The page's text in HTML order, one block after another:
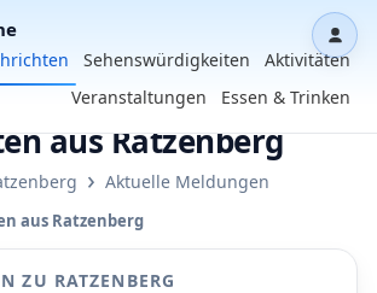
Sehenswürdigkeiten
Aktivitäten
Veranstaltungen
Essen & Trinken
aus Ratzenberg
› Aktuelle Meldungen
aus Ratzenberg
ZU RATZENBERG